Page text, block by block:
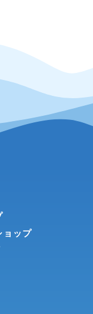
ョップ